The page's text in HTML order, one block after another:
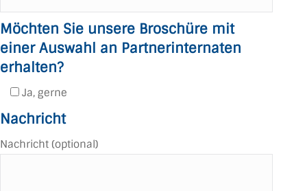
Möchten Sie unsere Broschüre mit
einer Auswahl an Partnerinternaten
erhalten?
Ja, gerne
Nachricht
Nachricht (optional)